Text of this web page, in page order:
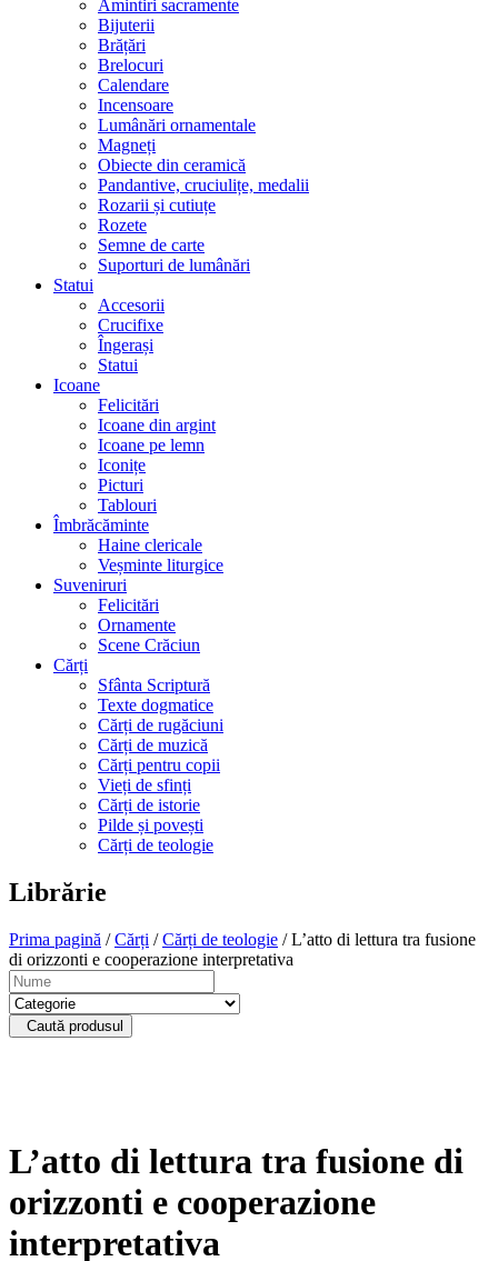
Amintiri sacramente
Bijuterii
Brățări
Brelocuri
Calendare
Incensoare
Lumânări ornamentale
Magneți
Obiecte din ceramică
Pandantive, cruciulițe, medalii
Rozarii și cutiuțe
Rozete
Semne de carte
Suporturi de lumânări
Statui
Accesorii
Crucifixe
Îngerași
Statui
Icoane
Felicitări
Icoane din argint
Icoane pe lemn
Iconițe
Picturi
Tablouri
Îmbrăcăminte
Haine clericale
Veșminte liturgice
Suveniruri
Felicitări
Ornamente
Scene Crăciun
Cărți
Sfânta Scriptură
Texte dogmatice
Cărți de rugăciuni
Cărți de muzică
Cărți pentru copii
Vieți de sfinți
Cărți de istorie
Pilde și povești
Cărți de teologie
Librărie
Prima pagină /Cărți /Cărți de teologie / L’atto di lettura tra fusione
di orizzonti e cooperazione interpretativa
Caută produsul
L’atto di lettura tra fusione di
orizzonti e cooperazione
interpretativa